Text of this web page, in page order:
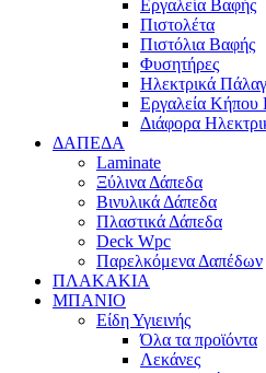
Εργαλεία Βαφής
Πιστολέτα
Πιστόλια Βαφής
Φυσητήρες
Ηλεκτρικά
Εργαλεία Κήπου
Διάφορα
ΔΑΠΕΔΑ
Laminate
Ξύλινα Δάπεδα
Βινυλικά Δάπεδα
Πλαστικά Δάπεδα
Deck Wpc
Παρελκόμενα Δαπέδων
ΠΛΑΚΑΚΙΑ
ΜΠΑΝΙΟ
Είδη Υγιεινής
Όλα τα προϊόντα
Λεκάνες